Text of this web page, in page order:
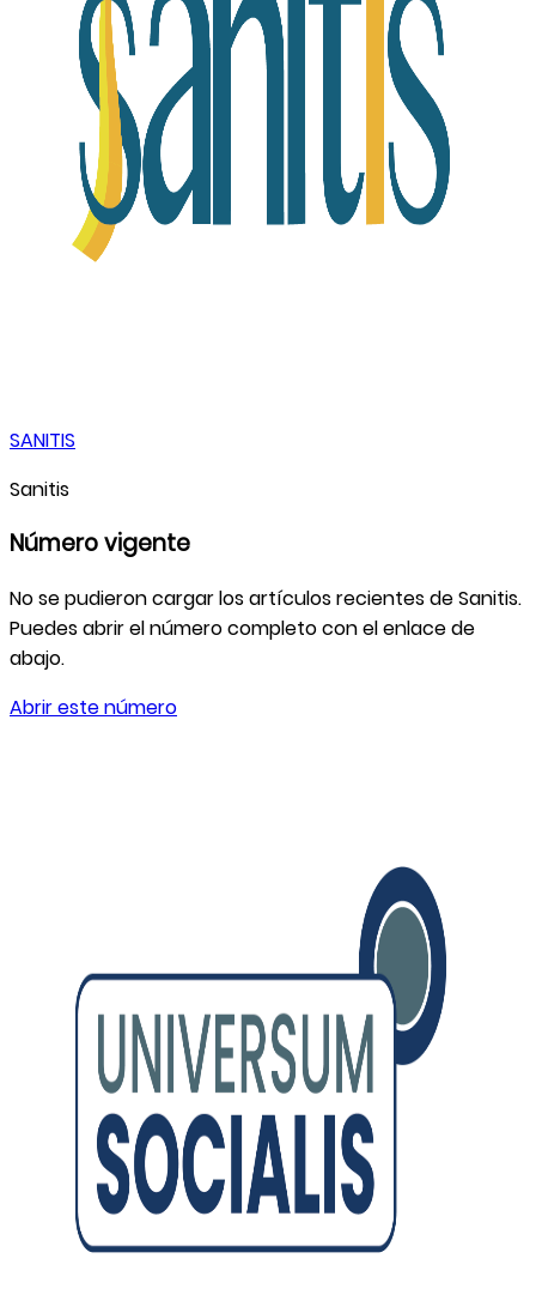
SANITIS
Sanitis
Número vigente
No se pudieron cargar los artículos recientes deSanitis.
Puedes abrir el número completo con el enlace de
abajo.
Abrir este número